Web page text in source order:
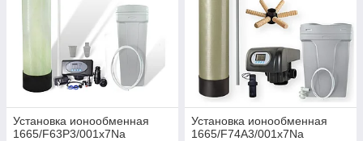
Установка ионообменная
1665/F63P3/001x7Na
Установка ионообменная
1665/F74A3/001x7Na